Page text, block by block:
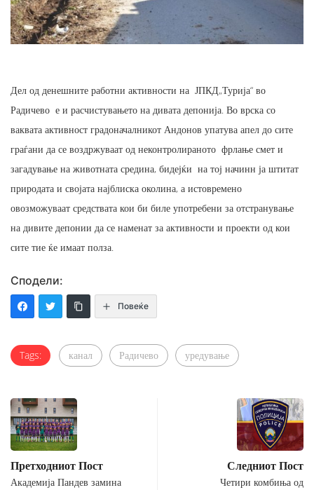
Дел од денешните работни активности на ЈПКД„Турија“ во
Радичево е и расчистувањето на дивата депонија. Во врска со
ваквата активност градоначалникот Андонов упатува апел до сите
граѓани да се воздржуваат од неконтролираното фрлање смет и
загадување на животната средина, бидејќи на тој начинн ја штитат
природата и својата најблиска околина, а истовремено
овозможуваат средствата кои би биле употребени за отстранување
на дивите депонии да се наменат за активности и проекти од кои
сите тие ќе имаат полза.
Сподели:
Повеќе
Tags: канал Радичево уредување
Претходниот Пост
Академија Пандев замина
Следниот Пост
Четири комбиња од